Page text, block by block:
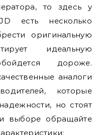
то здесь у
есть несколько
оригинальную
идеальную
дороже.
аналоги
которые
но стоят
выборе обращайте